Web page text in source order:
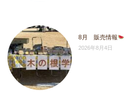
8月 販売情報
2026年8月4日